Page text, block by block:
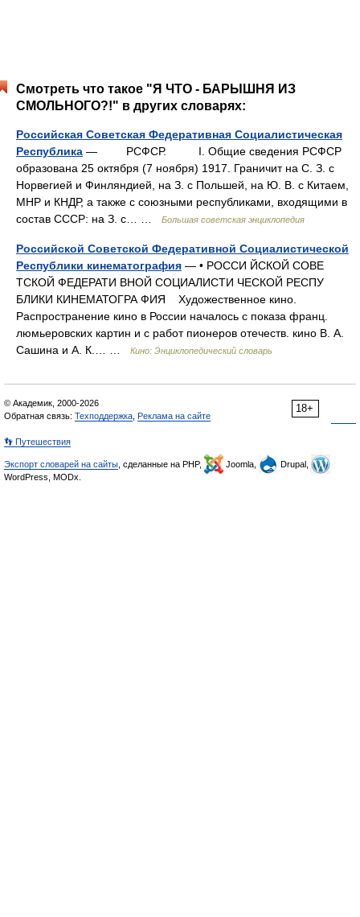
Смотреть что такое "Я ЧТО - БАРЫШНЯ ИЗ
СМОЛЬНОГО?!" в других словарях:
Российская Советская Федеративная Социалистическая
Республика — РСФСР. I. Общие сведения РСФСР
образована 25 октября (7 ноября) 1917. Граничит на С. З. с
Норвегией и Финляндией, на З. с Польшей, на Ю. В. с Китаем,
МНР и КНДР, а также с союзными республиками, входящими в
состав СССР: на З. с… …
Большая советская энциклопедия
Российской Советской Федеративной Социалистической
Республики кинематография — • РОССИ ЙСКОЙ СОВЕ
ТСКОЙ ФЕДЕРАТИ ВНОЙ СОЦИАЛИСТИ ЧЕСКОЙ РЕСПУ
БЛИКИ КИНЕМАТОГРА ФИЯ Художественное кино.
Распространение кино в России началось с показа франц.
люмьеровских картин и с работ пионеров отечеств. кино В. А.
Сашина и А. К.… …
Кино: Энциклопедический словарь
18+
© Академик, 2000-2026
Обратная связь: Техподдержка Реклама на сайте
👣 Путешествия
Экспорт словарей на сайты , сделанные на PHP, Joomla,
Drupal,
WordPress, MODx.